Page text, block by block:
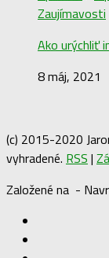
Zaujímavosti
Ako urýchliť
8 máj, 2021
(c) 2015-2020
vyhradené. RSS |
Založené na -